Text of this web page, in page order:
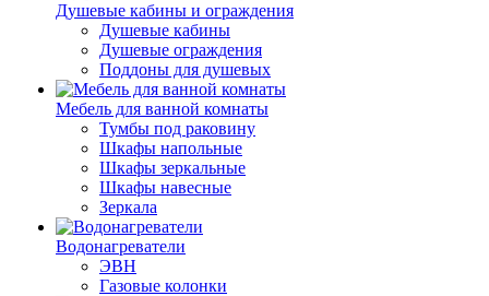
Душевые кабины и ограждения
Душевые кабины
Душевые ограждения
Поддоны для душевых
Мебель для ванной комнаты
Тумбы под раковину
Шкафы напольные
Шкафы зеркальные
Шкафы навесные
Зеркала
Водонагреватели
ЭВН
Газовые колонки